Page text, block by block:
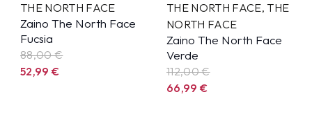
THE NORTH FACE
Zaino The North Face
Fucsia
88,00 €
52,99€
THE NORTH FACE, THE
NORTH FACE
Zaino The North Face
Verde
112,00 €
66,99€